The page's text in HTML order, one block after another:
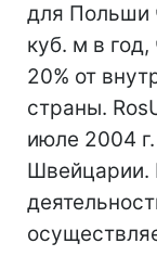
для Польши
куб. м в год,
20% от
страны.
июле 2004
Швейцарии.